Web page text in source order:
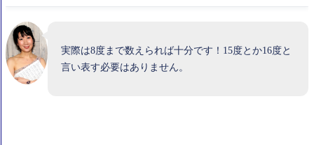
実際は8度まで数えられば十分です！15度とか16度と
言い表す必要はありません。